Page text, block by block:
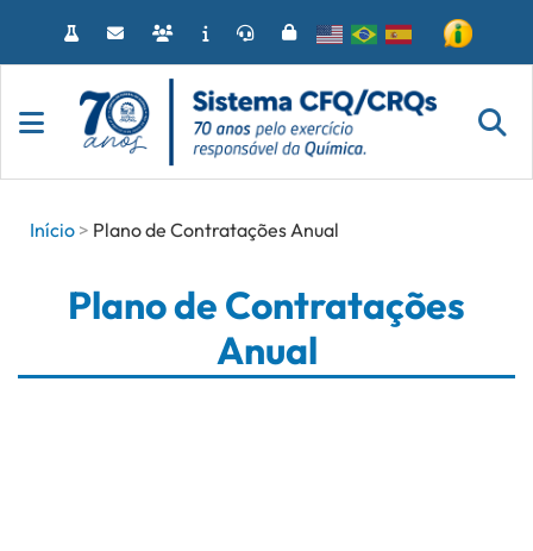
o
Início
Plano de Contratações Anual
Plano de Contratações
Anual